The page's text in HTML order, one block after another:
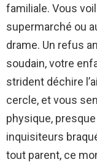
familiale. Vous
supermarché ou
drame. Un refus
soudain, votre
strident déchire
cercle, et vous
physique,
inquisiteurs
tout parent, ce